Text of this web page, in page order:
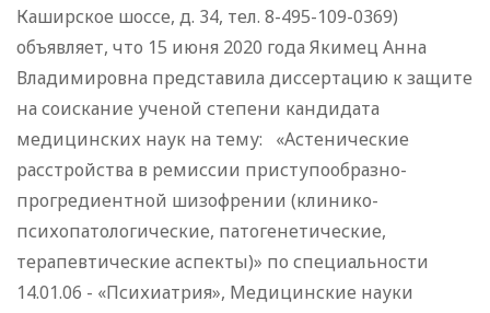
Каширское шоссе, д. 34, тел. 8-495-109-0369)
объявляет, что 15 июня 2020 года Якимец Анна
Владимировна представила диссертацию к защите
на соискание ученой степени кандидата
медицинских наук на тему: «Астенические
расстройства в ремиссии приступообразно-
прогредиентной шизофрении (клинико-
психопатологические, патогенетические,
терапевтические аспекты)» по специальности
14.01.06 - «Психиатрия», Медицинские науки